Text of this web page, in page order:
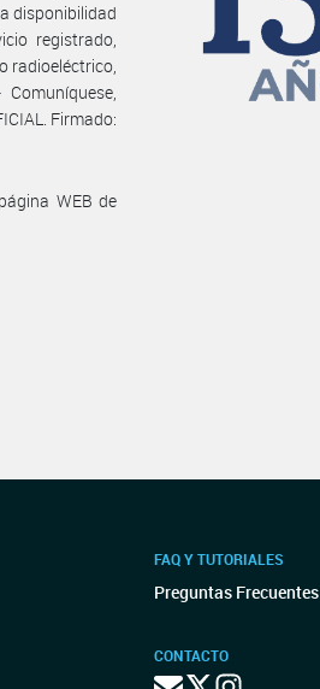
disponibilidad
registrado,
radioeléctrico,
Firmado:
WEB de
FAQ Y TUTORIALES
Preguntas Frecuentes
CONTACTO